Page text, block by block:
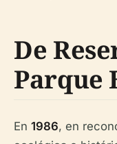
De
Parque
En 1986, en